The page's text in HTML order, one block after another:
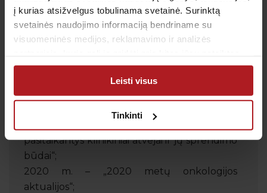
į kurias atsižvelgus tobulinama svetainė. Surinktą
svetainės naudojimo informaciją bendriname su
visuomeninės medijos, reklamavimo ir analizės
arba naudojant paslaugas surinktos informacijos.
Leisti visus
Tinkinti
Citoprotekcija”;
2019 m. – „Klinikinė praktika, specialistų
2019 m. – „Diagnostinės naujovės ir klinikiniai
atvejai gydytojo darbe”;
2019 m. – „Iššūkiai ir sprendimai šeimos
pasitaikantys klinikiniai atvejai ir jų sprendimo
būdai“;
2020 m. – „2020 metų onkologijos
aktualijos“;